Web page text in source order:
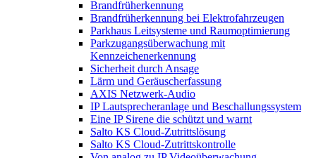
Brandfrüherkennung
Brandfrüherkennung bei Elektrofahrzeugen
Parkhaus Leitsysteme und Raumoptimierung
Parkzugangsüberwachung mit
Kennzeichenerkennung
Sicherheit durch Ansage
Lärm und Geräuscherfassung
AXIS Netzwerk-Audio
IP Lautsprecheranlage und Beschallungssystem
Eine IP Sirene die schützt und warnt
Salto KS Cloud-Zutrittslösung
Salto KS Cloud-Zutrittskontrolle